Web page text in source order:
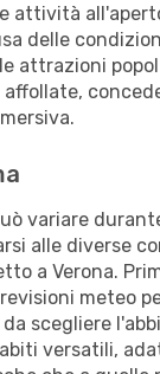
attività
delle
attrazioni
affollate,
variare
alle diverse
a Verona.
meteo
scegliere
versatili,